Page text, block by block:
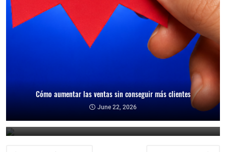
Cómo aumentar las ventas sin conseguir más clientes
June 22, 2026
Cómo reducir la dependencia de un cliente y proteger tu negocio
June 21, 2026